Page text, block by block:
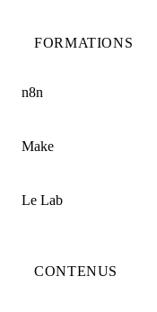
FORMATIONS
n8n
Make
Le Lab
CONTENUS